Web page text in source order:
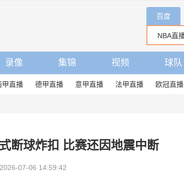
百度
录像 集锦 视频 球队
甲直播 德甲直播 意甲直播 法甲直播 欧冠直播
断球炸扣 比赛还因地震中断
07-06 14:59:42